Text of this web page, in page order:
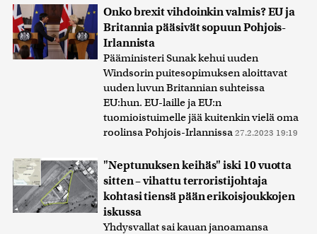
Onko brexit vihdoinkin valmis? EU ja
Britannia pääsivät sopuun Pohjois-
Irlannista
Pääministeri Sunak kehui uuden
Windsorin puitesopimuksen aloittavat
uuden luvun Britannian suhteissa
EU:hun. EU-laille ja EU:n
tuomioistuimelle jää kuitenkin vielä oma
roolinsa Pohjois-Irlannissa 27.2.2023 19:19
"Neptunuksen keihäs" iski 10 vuotta
sitten – vihattu terroristijohtaja
kohtasi tiensä pään erikoisjoukkojen
iskussa
Yhdysvallat sai kauan janoamansa